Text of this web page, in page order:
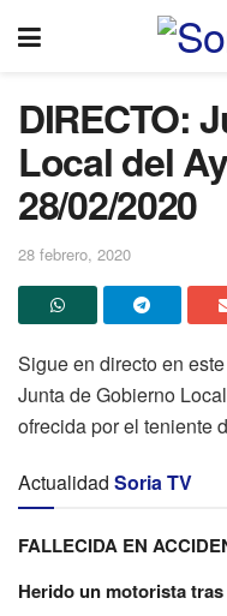
DIRECTO:
Local del
28/02/2020
28 febrero, 2020
Sigue en directo en
Junta de Gobierno
ofrecida por el teniente
Actualidad Soria TV
FALLECIDA EN
Herido un motorista